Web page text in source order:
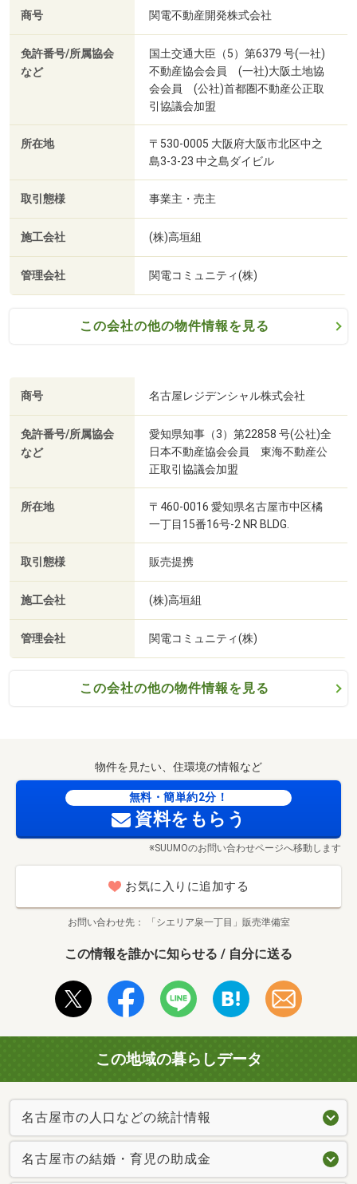
商号 関電不動産開発株式会社
免許番号/所属協会
など
国土交通大臣（5）第6379 号(一社)
不動産協会会員 (一社)大阪土地協
会会員 (公社)首都圏不動産公正取
引協議会加盟
所在地
〒530-0005 大阪府大阪市北区中之
島3-3-23 中之島ダイビル
取引態様 事業主・売主
施工会社 (株)高垣組
管理会社 関電コミュニティ(株)
この会社の他の物件情報を見る
商号 名古屋レジデンシャル株式会社
免許番号/所属協会
など
愛知県知事（3）第22858 号(公社)全
日本不動産協会会員 東海不動産公
正取引協議会加盟
所在地
〒460-0016 愛知県名古屋市中区橘
一丁目15番16号-2 NR BLDG.
取引態様 販売提携
施工会社 (株)高垣組
管理会社 関電コミュニティ(株)
この会社の他の物件情報を見る
物件を見たい、住環境の情報など
無料・簡単約2分！
資料をもらう
※SUUMOのお問い合わせページへ移動します
お気に入りに追加する
お問い合わせ先 「シエリア泉一丁目」販売準備室
この情報を誰かに知らせる / 自分に送る
この地域の暮らしデータ
名古屋市の人口などの統計情報
名古屋市の結婚・育児の助成金